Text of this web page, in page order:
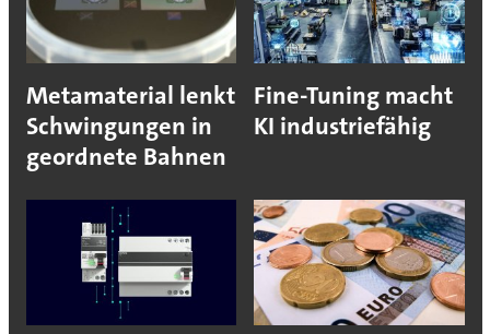
Metamaterial lenkt
Schwingungen in
geordnete Bahnen
Fine-Tuning macht
KI industriefähig